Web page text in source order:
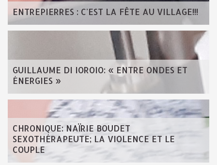
ENTREPIERRES : C'EST LA FÊTE AU VILLAGE!!!
GUILLAUME DI IOROIO: « ENTRE ONDES ET
ÉNERGIES »
CHRONIQUE: NAÏRIE BOUDET
SEXOTHÉRAPEUTE; LA VIOLENCE ET LE
COUPLE